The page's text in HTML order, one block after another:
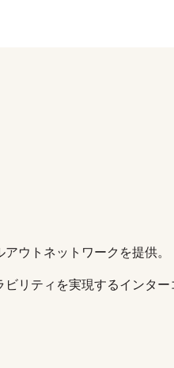
ウトネットワークを提供。
リティを実現するインタ